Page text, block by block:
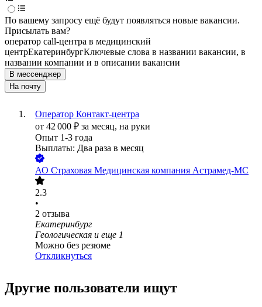
По вашему запросу ещё будут появляться новые вакансии.
Присылать вам?
оператор call-центра в медицинский
центрЕкатеринбургКлючевые слова в названии вакансии, в
названии компании и в описании вакансии
В мессенджер
На почту
Оператор Контакт-центра
от 42 000 ₽ за месяц, на руки
Опыт 1-3 года
Выплаты: Два раза в месяц
АО Страховая Медицинская компания Астрамед-МС
2.3
•
2 отзыва
Екатеринбург
Геологическая и еще 1
Можно без резюме
Откликнуться
Другие пользователи ищут